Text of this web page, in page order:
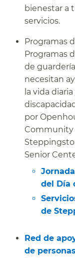
bienestar a
servicios.
Programas
Programas
de
necesitan
la vida
por
Community
Senior
del Día
de
Red de
de